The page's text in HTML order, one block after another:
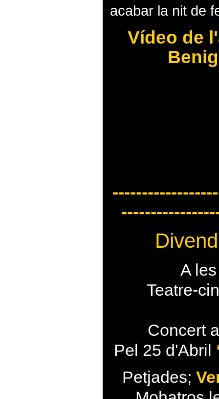
acabar la nit de
Vídeo de
A
Teatre-
Concert
Pel 25 d'Abril
Petjades;